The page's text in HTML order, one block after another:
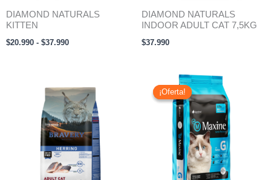
DIAMOND NATURALS
KITTEN
$20.990 - $37.990
DIAMOND NATURALS
INDOOR ADULT CAT 7,5KG
$37.990
de
precios:
desde
$21.990
hasta
$55.990
¡Oferta!
¡Oferta!
El
precio
original
era:
$24.990.
El
precio
actual
es:
$23.990.